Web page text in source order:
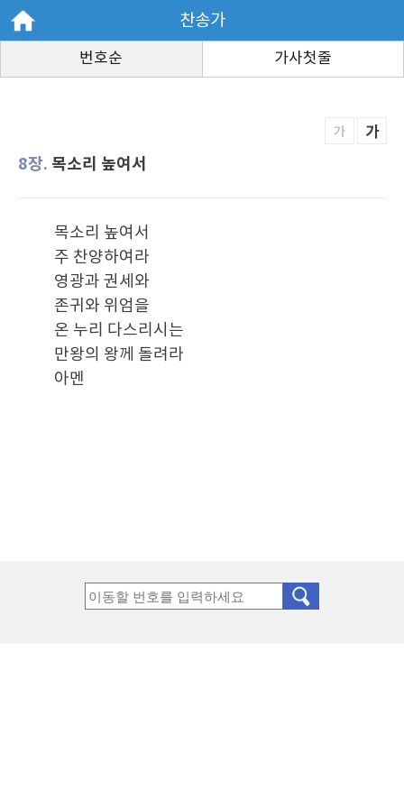
찬송가
번호순 가사첫줄
가 가
8장. 목소리 높여서
목소리 높여서
주 찬양하여라
영광과 권세와
존귀와 위엄을
온 누리 다스리시는
만왕의 왕께 돌려라
아멘